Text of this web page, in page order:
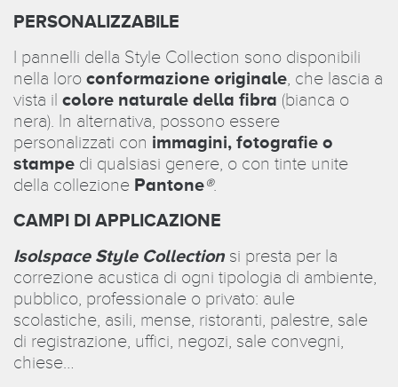
PERSONALIZZABILE
I pannelli della Style Collection sono disponibili
nella loro conformazione originale, che lascia a
vista il colore naturale della fibra (bianca o
nera). In alternativa, possono essere
personalizzati con immagini, fotografie o
stampe di qualsiasi genere, o con tinte unite
della collezione Pantone®.
CAMPI DI APPLICAZIONE
Isolspace Style Collection si presta per la
correzione acustica di ogni tipologia di ambiente,
pubblico, professionale o privato: aule
scolastiche, asili, mense, ristoranti, palestre, sale
di registrazione, uffici, negozi, sale convegni,
chiese…